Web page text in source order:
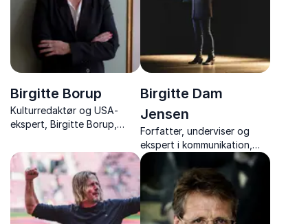
Birgitte Borup
Kulturredaktør og USA-
ekspert, Birgitte Borup,
og humoristisk foredrag om
USA’s politik, kultur og de
strømninger, der påvirker os
alle.
Birgitte Dam
Jensen
Forfatter, underviser og
ekspert i kommunikation,
Birgitte Dam Jensen,
inspirerer med foredrag om
mental styrke og robusthed.